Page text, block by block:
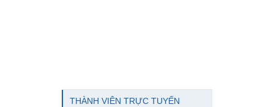
THÀNH VIÊN TRỰC TUYẾN